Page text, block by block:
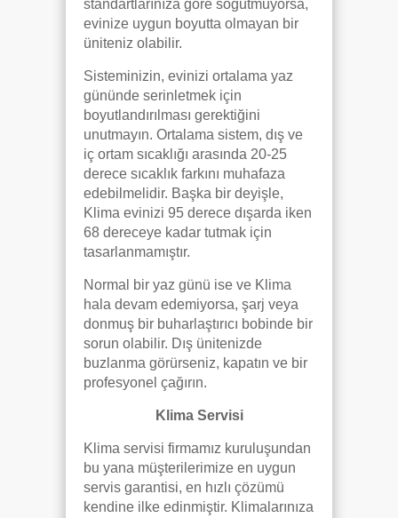
standartlarınıza göre soğutmuyorsa,
evinize uygun boyutta olmayan bir
üniteniz olabilir.
Sisteminizin, evinizi ortalama yaz
gününde serinletmek için
boyutlandırılması gerektiğini
unutmayın. Ortalama sistem, dış ve
iç ortam sıcaklığı arasında 20-25
derece sıcaklık farkını muhafaza
edebilmelidir. Başka bir deyişle,
Klima evinizi 95 derece dışarda iken
68 dereceye kadar tutmak için
tasarlanmamıştır.
Normal bir yaz günü ise ve Klima
hala devam edemiyorsa, şarj veya
donmuş bir buharlaştırıcı bobinde bir
sorun olabilir. Dış ünitenizde
buzlanma görürseniz, kapatın ve bir
profesyonel çağırın.
Klima Servisi
Klima servisi firmamız kuruluşundan
bu yana müşterilerimize en uygun
servis garantisi, en hızlı çözümü
kendine ilke edinmiştir. Klimalarınıza